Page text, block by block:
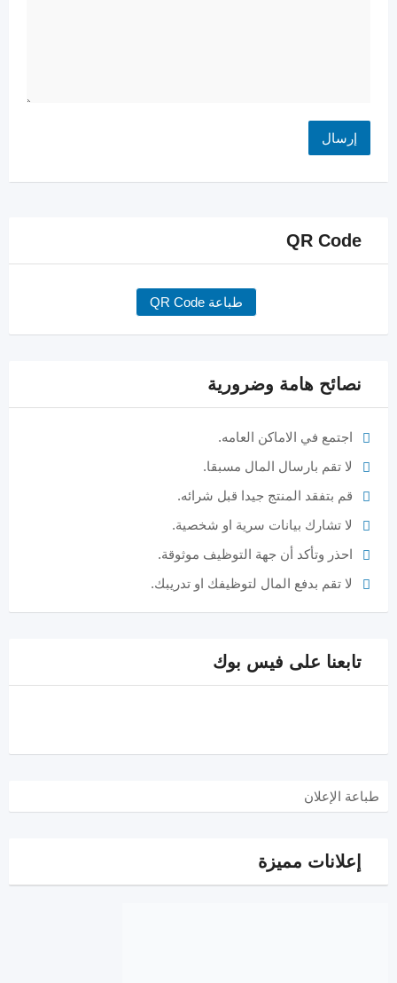
QR Code
طباعة QR Code
نصائح هامة وضرورية
اجتمع في الاماكن العامه.
لا تقم بارسال المال مسبقا.
قم بتفقد المنتج جيدا قبل شرائه.
لا تشارك بيانات سرية او شخصية.
احذر وتأكد أن جهة التوظيف موثوقة.
لا تقم بدفع المال لتوظيفك او تدريبك.
تابعنا على فيس بوك
طباعة الإعلان
إعلانات مميزة